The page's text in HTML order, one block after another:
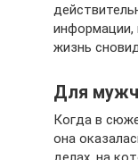
информации,
жизнь
Для
Когда в
она